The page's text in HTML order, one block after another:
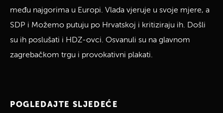
među najgorima u Europi. Vlada vjeruje u svoje mjere, a
SDP i Možemo putuju po Hrvatskoj i kritiziraju ih. Došli
su ih poslušati i HDZ-ovci. Osvanuli su na glavnom
zagrebačkom trgu i provokativni plakati.
POGLEDAJTE SLJEDEĆE